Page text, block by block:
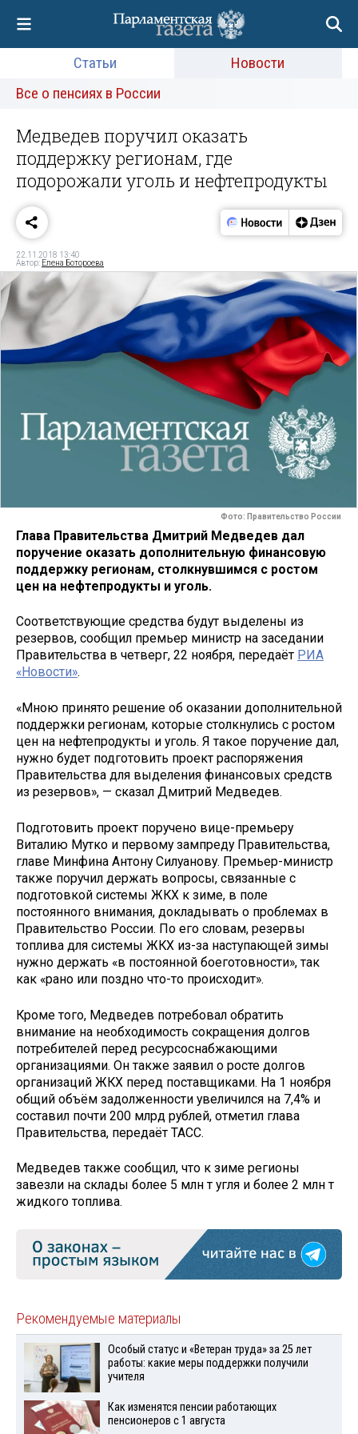
Статьи
Новости
Все о пенсиях в России
Медведев поручил оказать
поддержку регионам, где
подорожали уголь и нефтепродукты
22.11.2018 13:40
Автор: Елена Ботороева
Фото: Правительство России
Глава Правительства Дмитрий Медведев дал
поручение оказать дополнительную финансовую
поддержку регионам, столкнувшимся с ростом
цен на нефтепродукты и уголь.
Соответствующие средства будут выделены из
резервов, сообщил премьер министр на заседании
Правительства в четверг, 22 ноября, передаёт РИА
«Новости».
«Мною принято решение об оказании дополнительной
поддержки регионам, которые столкнулись с ростом
цен на нефтепродукты и уголь. Я такое поручение дал,
нужно будет подготовить проект распоряжения
Правительства для выделения финансовых средств
из резервов», — сказал Дмитрий Медведев.
Подготовить проект поручено вице-премьеру
Виталию Мутко и первому зампреду Правительства,
главе Минфина Антону Силуанову. Премьер-министр
также поручил держать вопросы, связанные с
подготовкой системы ЖКХ к зиме, в поле
постоянного внимания, докладывать о проблемах в
Правительство России. По его словам, резервы
топлива для системы ЖКХ из-за наступающей зимы
нужно держать «в постоянной боеготовности», так
как «рано или поздно что-то происходит».
Кроме того, Медведев потребовал обратить
внимание на необходимость сокращения долгов
потребителей перед ресурсоснабжающими
организациями. Он также заявил о росте долгов
организаций ЖКХ перед поставщиками. На 1 ноября
общий объём задолженности увеличился на 7,4% и
составил почти 200 млрд рублей, отметил глава
Правительства, передаёт ТАСС.
Медведев также сообщил, что к зиме регионы
завезли на склады более 5 млн т угля и более 2 млн т
жидкого топлива.
Рекомендуемые материалы
Особый статус и «Ветеран труда» за 25 лет
работы: какие меры поддержки получили
учителя
Как изменятся пенсии работающих
пенсионеров с 1 августа